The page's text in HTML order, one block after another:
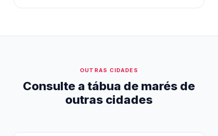
OUTRAS CIDADES
Consulte a tábua de marés de
outras cidades